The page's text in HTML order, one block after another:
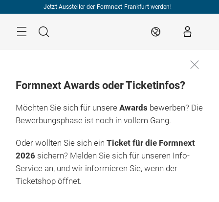
Jetzt Aussteller der Formnext Frankfurt werden!
Suche DE
Formnext Awards oder Ticketinfos?
Möchten Sie sich für unsere Awards bewerben? Die
Bewerbungsphase ist noch in vollem Gang.
Oder wollten Sie sich ein Ticket für die Formnext
2026 sichern? Melden Sie sich für unseren Info-
Service an, und wir informieren Sie, wenn der
Ticketshop öffnet.